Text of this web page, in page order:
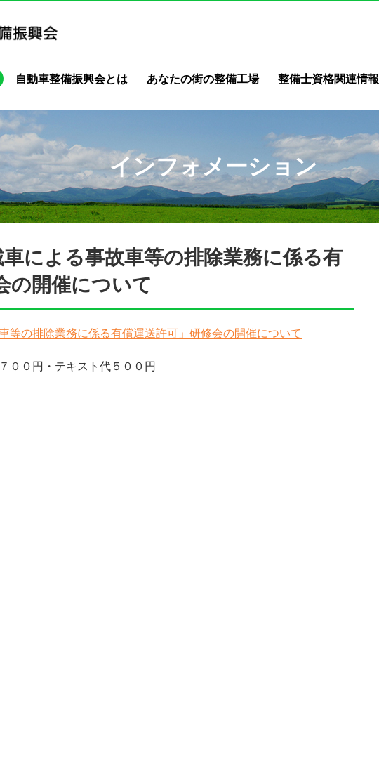
自動車整備振興会とは あなたの街の整備工場 整備士資格関連情報
インフォメーション
による事故車等の排除業務に係る有
の開催について
等の排除業務に係る有償運送許可」研修会の開催について
００円・テキスト代５００円